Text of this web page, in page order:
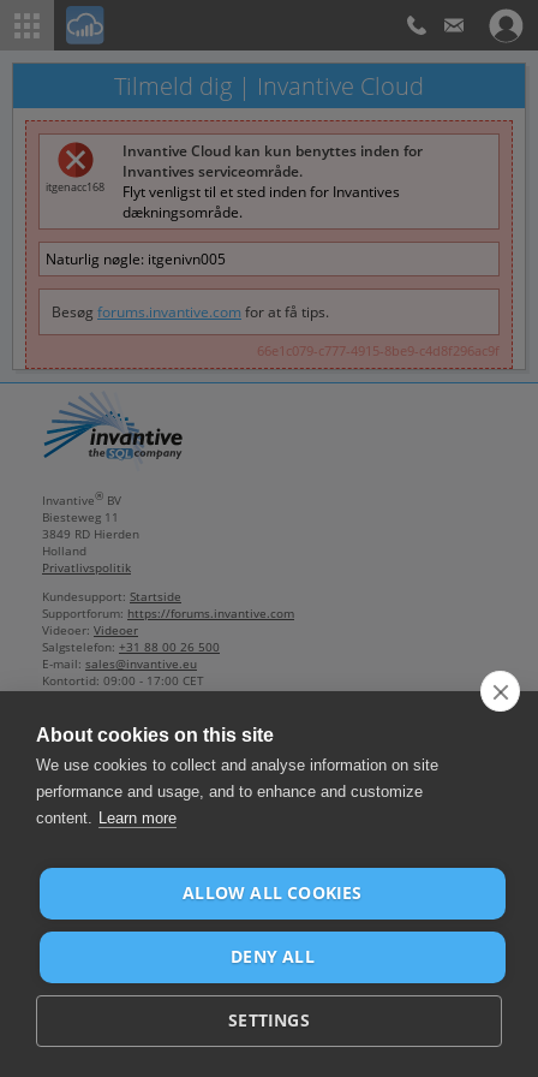
Tilmeld dig | Invantive Cloud
itgenacc168
Invantive Cloud kan kun benyttes inden for
Invantives serviceområde.
Flyt venligst til et sted inden for Invantives
dækningsområde.
Naturlig nøgle: itgenivn005
Besøg forums.invantive.com for at få tips.
66e1c079-c777-4915-8be9-c4d8f296ac9f
Invantive® BV
Biesteweg 11
3849 RD Hierden
Holland
Privatlivspolitik
Kundesupport: Startside
Supportforum: https://forums.invantive.com
Videoer: Videoer
Salgstelefon: +31 88 00 26 500
E-mail: sales@invantive.eu
Kontortid: 09:00 - 17:00 CET
Administrerende direktør:
Guido Leenders
Firma hjemmehørende i: Roermond
Grundlagt: 1992
NL812602377B01
Bank:IBAN NL25 BUNQ 2098 2586 07
About cookies on this site
We use cookies to collect and analyse information on site
performance and usage, and to enhance and customize
content. Learn more
ALLOW ALL COOKIES
DENY ALL
SETTINGS